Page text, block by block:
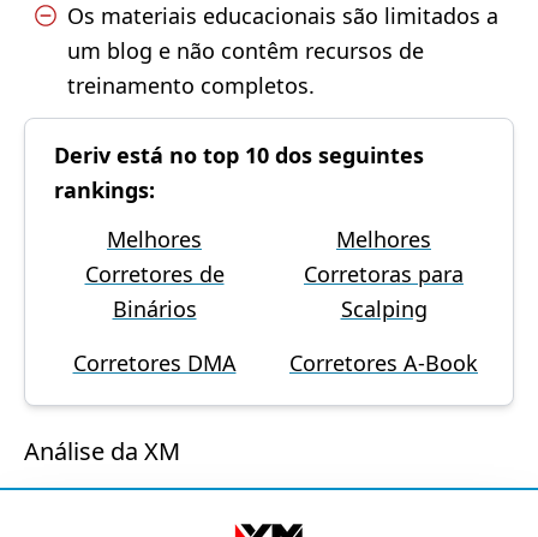
Os materiais educacionais são limitados a
um blog e não contêm recursos de
treinamento completos.
Deriv está no top 10 dos seguintes
rankings:
Melhores
Corretores de
Binários
Melhores
Corretoras para
Scalping
Corretores DMA
Corretores A-Book
Análise da XM